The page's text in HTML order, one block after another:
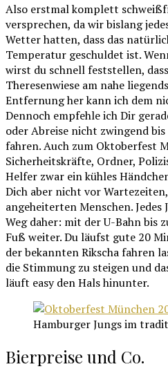
Also erstmal komplett
versprechen, da wir bislang
Wetter hatten, dass das
Temperatur geschuldet ist.
wirst du schnell feststellen,
Theresenwiese am nahe
Entfernung her kann ich dem
Dennoch empfehle ich Dir
oder Abreise nicht zwingend
fahren. Auch zum Oktoberfest
Sicherheitskräfte, Ordner,
Helfer zwar ein kühles
Dich aber nicht vor
angeheiterten Menschen.
Weg daher: mit der U-Bahn bis
Fuß weiter. Du läufst gute 20
der bekannten Rikscha fahren
die Stimmung zu steigen und
läuft easy den Hals hinunter.
Hamburger Jungs im
Bierpreise und Co.